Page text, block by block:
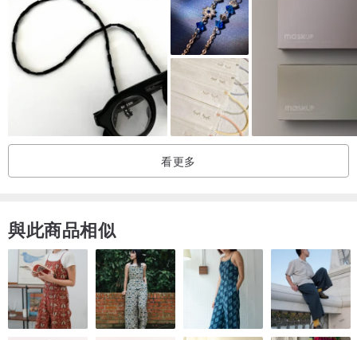
・不能輸入多個名稱。
・字體為與設計相同的形狀，全部使用大寫字母。
・如果您想要姓名首字母，請填寫以下內容。
（例）花癡中太郎⇒TH
*請注意拼寫錯誤。
因為我們一件一件地創造原創項目，
如果由於客戶輸入錯誤而導致重新製作該項目，我們將要求您再次為
◆竹有帆布面具盒◆
作為外出等臨時取下口罩時的臨時存放處，
由帆布和抗菌織物製成的可水洗口罩盒。
看更多
與此商品相似